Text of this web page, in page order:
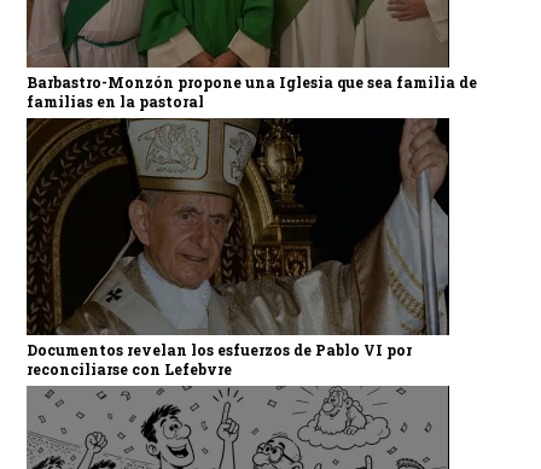
Barbastro-Monzón propone una Iglesia que sea familia de
familias en la pastoral
Documentos revelan los esfuerzos de Pablo VI por
reconciliarse con Lefebvre